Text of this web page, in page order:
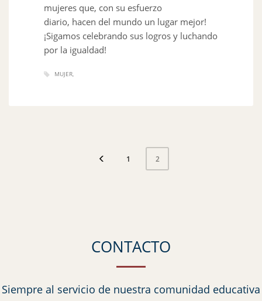
mujeres que, con su esfuerzo
diario, hacen del mundo un lugar mejor!
¡Sigamos celebrando sus logros y luchando
por la igualdad!
MUJER
1 2
CONTACTO
Siempre al servicio de nuestra comunidad educativa